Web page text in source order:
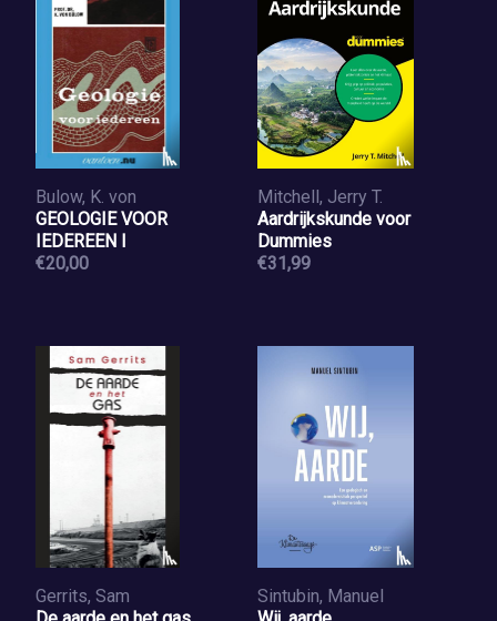
Bulow, K. von
GEOLOGIE VOOR
IEDEREEN I
€20,00
Mitchell, Jerry T.
Aardrijkskunde voor
Dummies
€31,99
Gerrits, Sam
Sintubin, Manuel